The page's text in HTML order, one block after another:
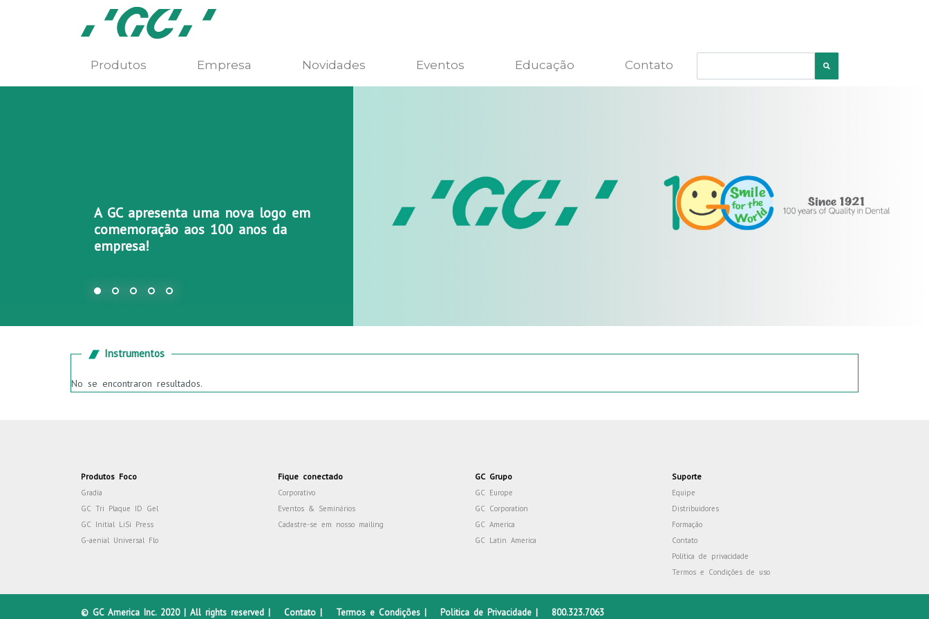
Produtos Empresa Novidades Eventos Educação Contato
A GC apresenta uma nova logo em
comemoração aos 100 anos da
empresa!
Instrumentos
No se encontraron resultados.
Produtos Foco
Gradia
GC Tri Plaque ID Gel
GC Initial LiSi Press
G-aenial Universal Flo
Fique conectado
Corporativo
Eventos & Seminários
Cadastre-se em nosso mailing
GC Grupo
GC Europe
GC Corporation
GC America
GC Latin America
Suporte
Equipe
Distribuidores
Formação
Contato
Política de privacidade
Termos e Condições de uso
© GC America Inc. 2020 | All rights reserved | Contato | Termos e Condições | Politica de Privacidade | 800.323.7063